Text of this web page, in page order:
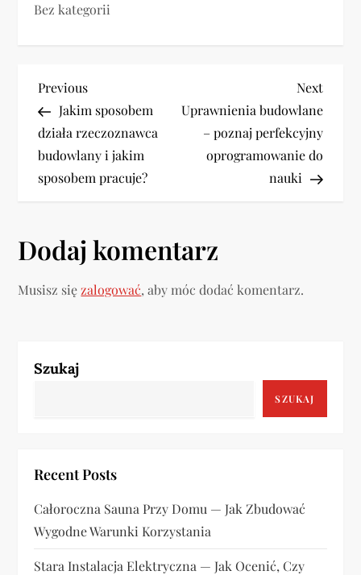
Bez kategorii
N
a
w
a
c
a
i
s
u
Previous
Post
Previous
Jakim sposobem
działa rzeczoznawca
budowlany i jakim
sposobem pracuje?
Next
Post
Next
Uprawnienia budowlane
– poznaj perfekcyjny
oprogramowanie do
nauki
Dodaj komentarz
Musisz sięzalogować, aby móc dodać komentarz.
Szukaj
SZUKAJ
Recent Posts
Całoroczna Sauna Przy Domu — Jak Zbudować
Wygodne Warunki Korzystania
Stara Instalacja Elektryczna — Jak Ocenić, Czy